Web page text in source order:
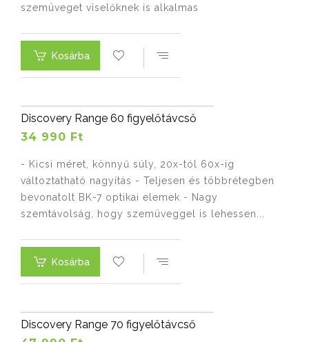
szemüveget viselőknek is alkalmas
Kosárba
Discovery Range 60 figyelőtávcső
34 990 Ft
- Kicsi méret, könnyű súly, 20x-tól 60x-ig
változtatható nagyítás - Teljesen és többrétegben
bevonatolt BK-7 optikai elemek - Nagy
szemtávolság, hogy szemüveggel is lehessen...
Kosárba
Discovery Range 70 figyelőtávcső